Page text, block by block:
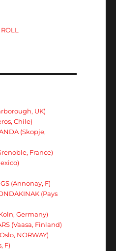
UK)
Chile)
(Skopje,
France)
(Annonay, F)
(Pays
Germany)
(Vaasa, Finland)
NORWAY)
F)